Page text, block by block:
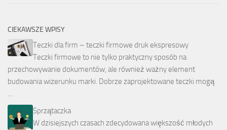
CIEKAWSZE WPISY
Teczki dla firm – teczki firmowe druk ekspresowy
Teczki firmowe to nie tylko praktyczny sposób na
przechowywanie dokumentów, ale również ważny element
budowania wizerunku marki. Dobrze zaprojektowane teczki mogą
…
Sprzątaczka
W dzisiejszych czasach zdecydowana większość młodych